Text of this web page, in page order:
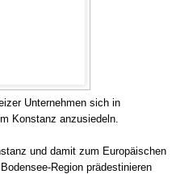
Unternehmen sich in
Konstanz anzusiedeln.
und damit zum Europäischen
Region prädestinieren